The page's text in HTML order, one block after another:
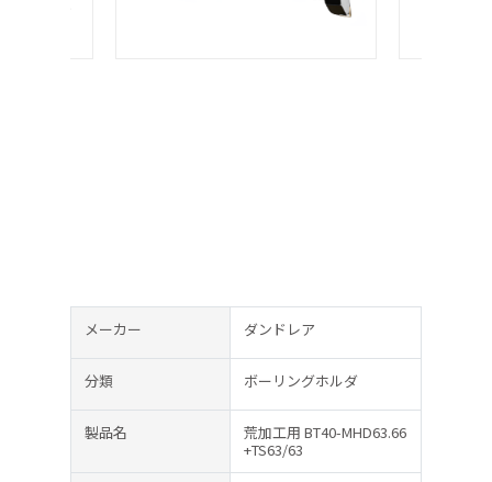
メーカー ダンドレア
分類 ボーリングホルダ
製品名
荒加工用 BT40-MHD63.66
+TS63/63